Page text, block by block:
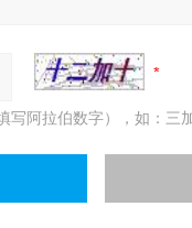
写阿拉伯数字），如：三